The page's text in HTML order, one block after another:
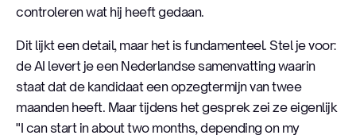
controleren wat hij heeft gedaan.
Dit lijkt een detail, maar het is fundamenteel. Stel je voor:
de AI levert je een Nederlandse samenvatting waarin
staat dat de kandidaat een opzegtermijn van twee
maanden heeft. Maar tijdens het gesprek zei ze eigenlijk
"I can start in about two months, depending on my